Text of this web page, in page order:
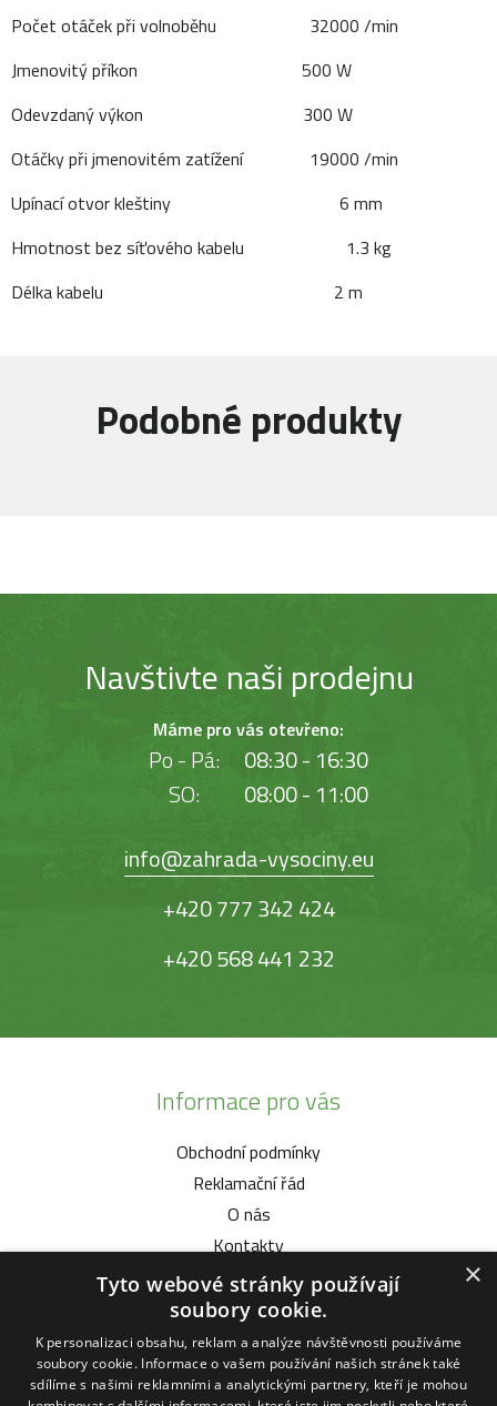
Počet otáček při volnoběhu 32000 /min
Jmenovitý příkon 500 W
Odevzdaný výkon 300 W
Otáčky při jmenovitém zatížení 19000 /min
Upínací otvor kleštiny 6 mm
Hmotnost bez síťového kabelu 1.3 kg
Délka kabelu 2 m
Podobné produkty
Navštivte naši prodejnu
Máme pro vás otevřeno:
Po - Pá:
08:30 - 16:30
SO:
08:00 - 11:00
info@zahrada-vysociny.eu
+420 777 342 424
+420 568 441 232
Informace pro vás
Obchodní podmínky
Reklamační řád
O nás
Kontakty
Vybíráme pro vás
Malotratory Vari Honda
Kuchyňské potřeby Status
×
Tyto webové stránky používají
soubory cookie.
K personalizaci obsahu, reklam a analýze návštěvnosti používáme
soubory cookie. Informace o vašem používání našich stránek také
sdílíme s našimi reklamními a analytickými partnery, kteří je mohou